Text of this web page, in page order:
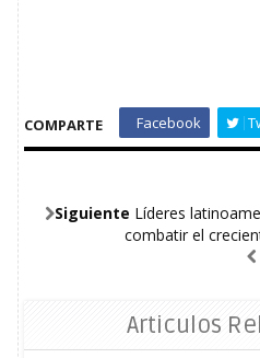
COMPARTE Facebook
Siguiente Líderes
combatir el
Articulos